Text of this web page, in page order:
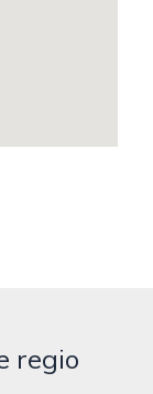
regio